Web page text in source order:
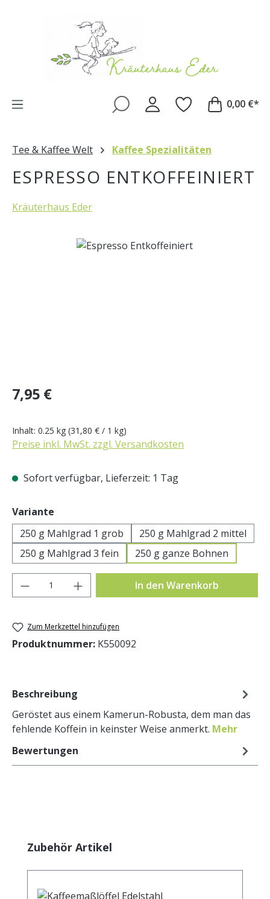
0,00 €*
Tee & Kaffee Welt Kaffee Spezialitäten
ESPRESSO ENTKOFFEINIERT
Kräuterhaus Eder
Bildergalerie überspringen
Regulärer Preis:
7,95 €
Inhalt: 0.25 kg (31,80 € / 1 kg)
Preise inkl. MwSt. zzgl. Versandkosten
Sofort verfügbar, Lieferzeit: 1 Tag
Variante
250 g Mahlgrad 1 grob
250 g Mahlgrad 2 mittel
250 g Mahlgrad 3 fein
250 g ganze Bohnen
Produkt Anzahl: Gib den gewünschten
In den Warenkorb
Zum Merkzettel hinzufügen
Produktnummer: K550092
Beschreibung
Geröstet aus einem Kamerun-Robusta, dem man das
fehlende Koffein in keinster Weise anmerkt. Mehr
Bewertungen
Produktgalerie überspringen
Zubehör Artikel